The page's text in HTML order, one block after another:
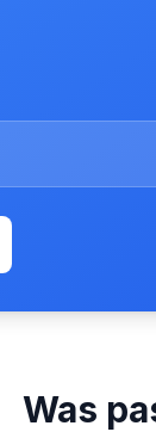
Was